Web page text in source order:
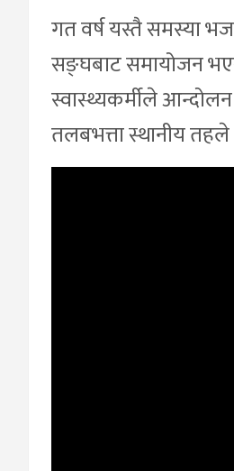
गत वर्ष यस्तै समस्या
सङ्घबाट समायोजन
स्वास्थ्यकर्मीले
तलबभत्ता स्थानीय